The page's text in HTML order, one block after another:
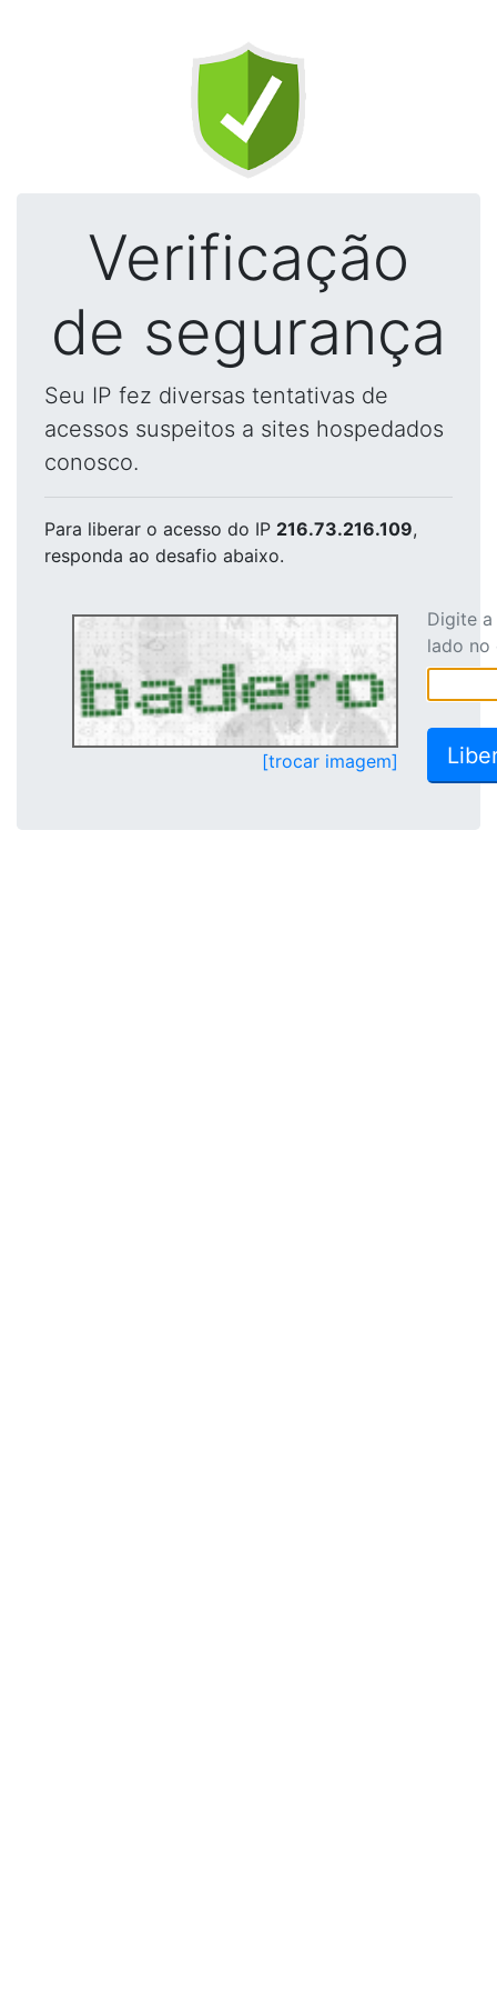
Verificação
de segurança
Seu IP fez diversas tentativas de
acessos suspeitos a sites hospedados
conosco.
Para liberar o acesso do IP 216.73.216.109,
responda ao desafio abaixo.
[trocar imagem]
Digite
lado no